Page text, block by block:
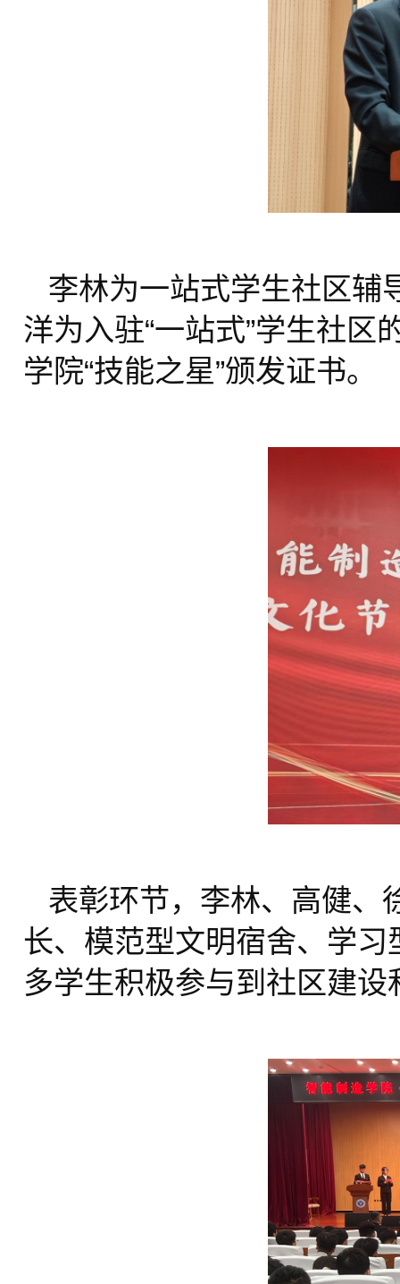
李林为一站式学生社区辅
洋为入驻“一站式”学生社
学院“技能之星”颁发证书。
表彰环节，李林、高健、
长、模范型文明宿舍、学
多学生积极参与到社区建